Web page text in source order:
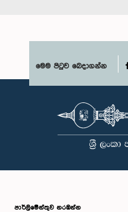
මෙම පිටුව බෙදාගන්න
පාර්ලි‌මේන්තුව නරඹන්න